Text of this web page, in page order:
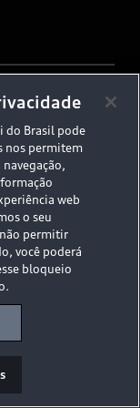
do Brasil pode
nos permitem
web
o seu
permitir
você poderá
bloqueio